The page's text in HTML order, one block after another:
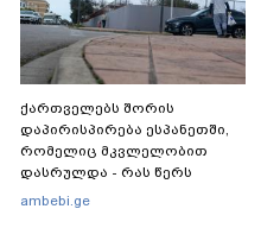
ქართველებს შორის
დაპირისპირება ესპანეთში,
რომელიც მკვლელობით
დასრულდა - რას წერს
საერთაშორისო მედია: "მანქანა
ambebi.ge